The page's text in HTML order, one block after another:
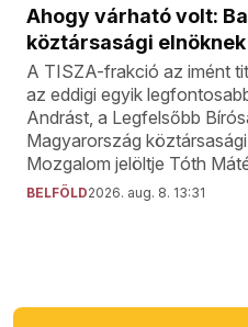
Ahogy várható volt:
köztársasági
A TISZA-frakció az imént
az eddigi egyik
Andrást, a Legfelsőbb
Magyarország
Mozgalom jelöltje Tóth
BELFÖLD2026. aug. 8. 13:31